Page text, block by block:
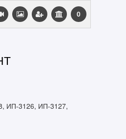
0
ИП-3126, ИП-3127,